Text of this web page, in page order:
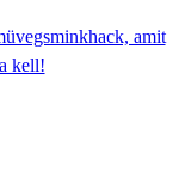
amit
kell!